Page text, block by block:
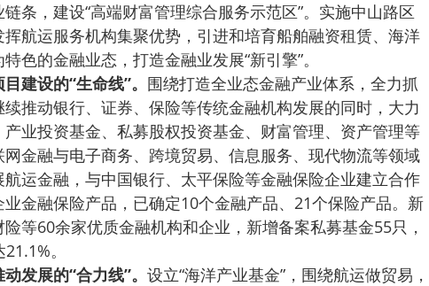
条，建设“高端财富管理综合服务示范区”。实施中山路区
航运服务机构集聚优势，引进和培育船舶融资租赁、海洋
色的金融业态，打造金融业发展“新引擎”。
建设的“生命线”。 围绕打造全业态金融产业体系，全力抓
推动银行、证券、保险等传统金融机构发展的同时，大力
业投资基金、私募股权投资基金、财富管理、资产管理等
金融与电子商务、跨境贸易、信息服务、现代物流等领域
运金融，与中国银行、太平保险等金融保险企业建立合作
金融保险产品，已确定10个金融产品、21个保险产品。新
等60余家优质金融机构和企业，新增备案私募基金55只，
。
发展的“合力线”。 设立“海洋产业基金”，围绕航运做贸易，